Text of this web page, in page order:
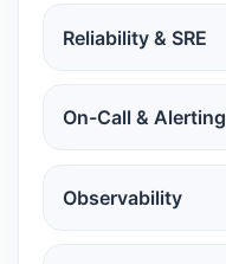
Reliability & SRE
On-Call & Alerting
Observability